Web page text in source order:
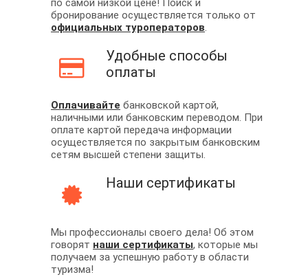
по самой низкой цене! Поиск и
бронирование осуществляется только от
официальных туроператоров.
Удобные способы
оплаты
Оплачивайте банковской картой,
наличными или банковским переводом. При
оплате картой передача информации
осуществляется по закрытым банковским
сетям высшей степени защиты.
Наши сертификаты
Мы профессионалы своего дела! Об этом
говорят наши сертификаты, которые мы
получаем за успешную работу в области
туризма!